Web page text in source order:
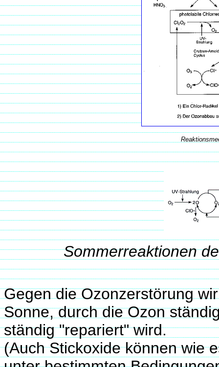
Sommerreaktionen
Gegen die Ozonzerstörung
Sonne, durch die Ozon
ständig "repariert" wird.
(Auch Stickoxide können wie